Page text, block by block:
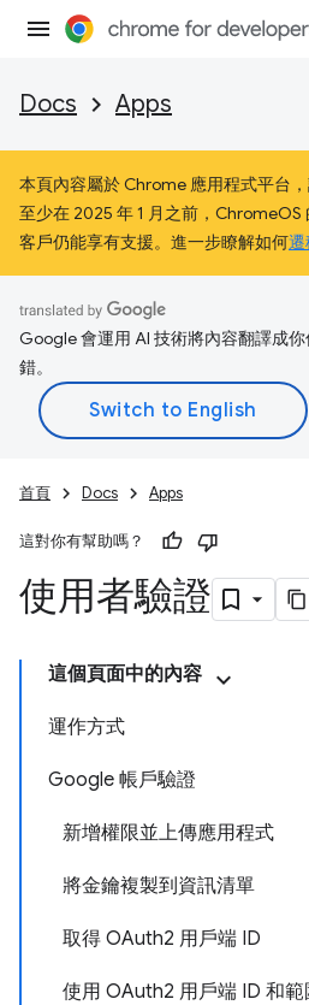
Docs Apps
本頁內容屬於 Chrome 應用程式平台
至少在 2025 年 1 月之前，ChromeOS
客戶仍能享有支援。進一步瞭解如何遷
Google 會運用 AI 技術將內容翻譯成
錯。
首頁 Docs Apps
這對你有幫助嗎？
使用者驗證
這個頁面中的內容
運作方式
Google 帳戶驗證
新增權限並上傳應用程式
將金鑰複製到資訊清單
取得 OAuth2 用戶端 ID
使用 OAuth2 用戶端 ID 和